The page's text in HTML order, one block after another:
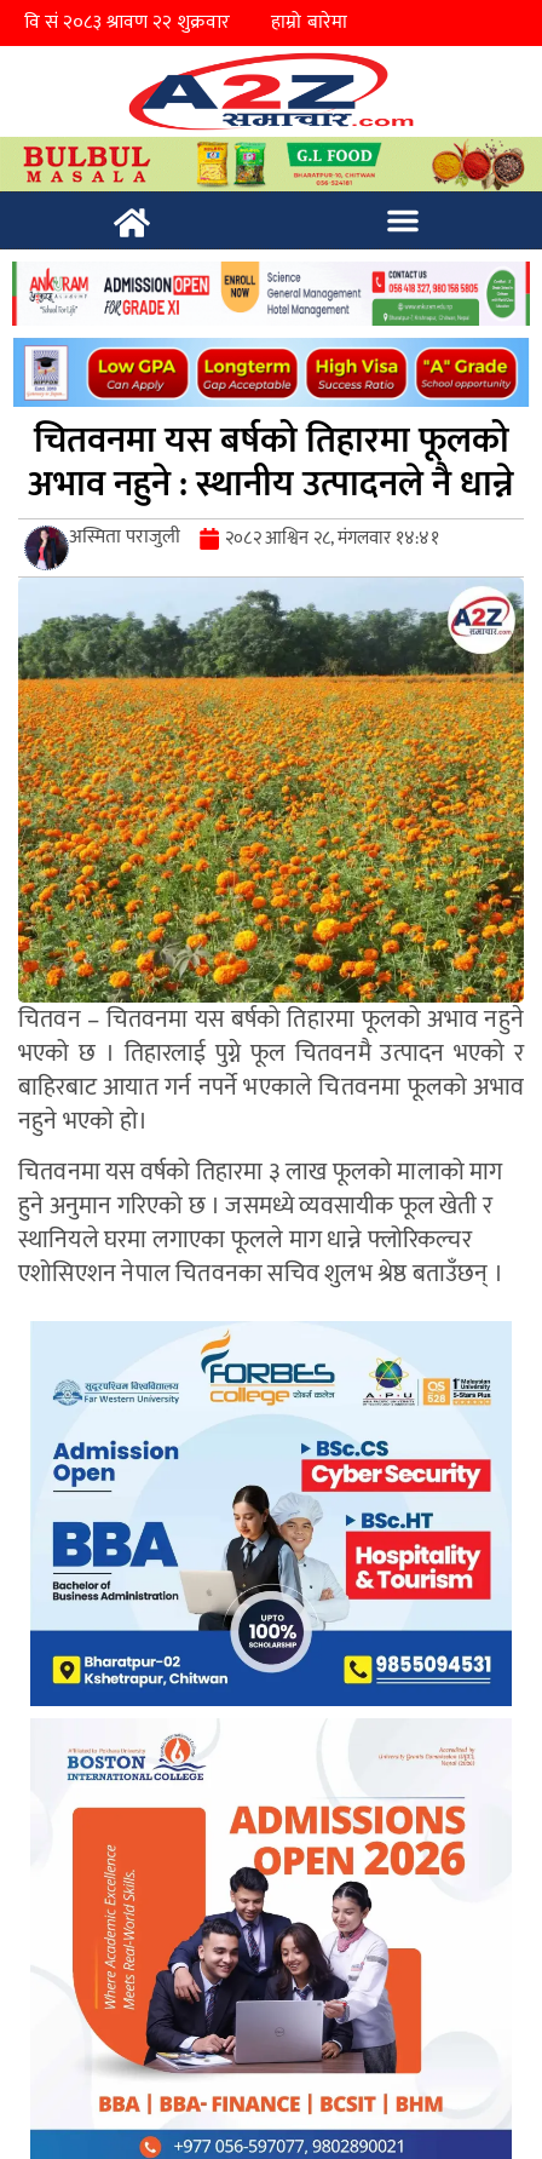
हाम्रो बारेमा
चितवनमा यस बर्षको तिहारमा फूलको
अभाव नहुने : स्थानीय उत्पादनले नै धान्ने
अस्मिता पराजुली २०८२ आश्विन २८, मंगलवार १४:४१
चितवन – चितवनमा यस बर्षको तिहारमा फूलको अभाव नहुने
भएको छ । तिहारलाई पुग्ने फूल चितवनमै उत्पादन भएको र
बाहिरबाट आयात गर्न नपर्ने भएकाले चितवनमा फूलको अभाव
नहुने भएको हो।
चितवनमा यस वर्षको तिहारमा ३ लाख फूलको मालाको माग
हुने अनुमान गरिएको छ । जसमध्ये व्यवसायीक फूल खेती र
स्थानियले घरमा लगाएका फूलले माग धान्ने फ्लोरिकल्चर
एशोसिएशन नेपाल चितवनका सचिव शुलभ श्रेष्ठ बताउँछन् ।